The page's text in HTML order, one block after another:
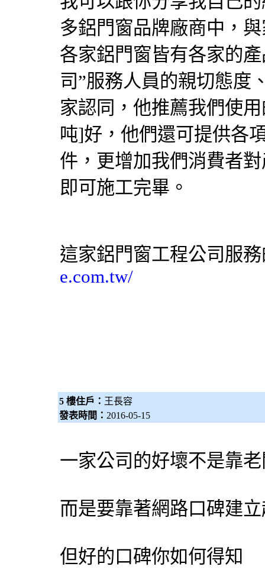
多鋁門窗品牌廠商中，
各家鋁門窗皆有各家的
司”服務人員的親切態度
家認同，他推薦我們使
吨]好，他們還可提供各
件，更增加我們消費者
即可施工完畢。
這家鋁門窗工程公司服
e.com.tw/
5 樓住戶： 王長容
發表時間： 2016-05-15
一家公司的好壞不是靠
而是要靠著網路口碑建
但好的口碑你如何得知